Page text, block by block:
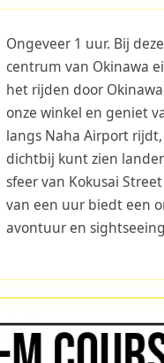
Ongeveer 1 uur. Bij
centrum van Okinawa
het rijden door
onze winkel en geniet
langs Naha Airport
dichtbij kunt zien
sfeer van Kokusai
van een uur biedt een
avontuur en